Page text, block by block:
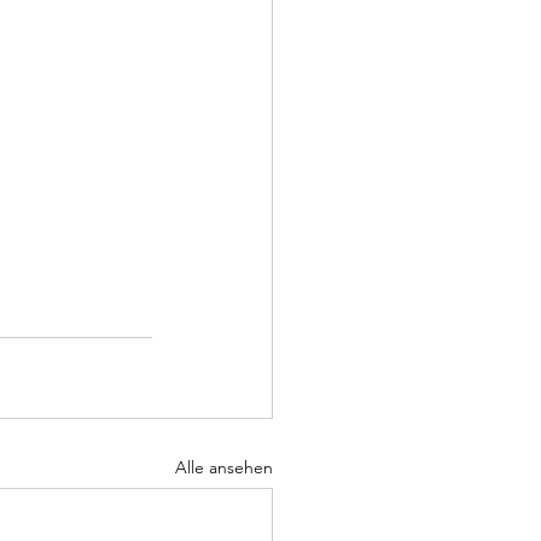
Alle ansehen